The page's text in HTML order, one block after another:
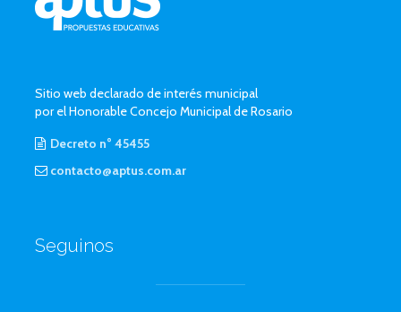
Sitio web declarado de interés municipal
por el Honorable Concejo Municipal de Rosario
Decreto n° 45455
contacto@aptus.com.ar
Seguinos